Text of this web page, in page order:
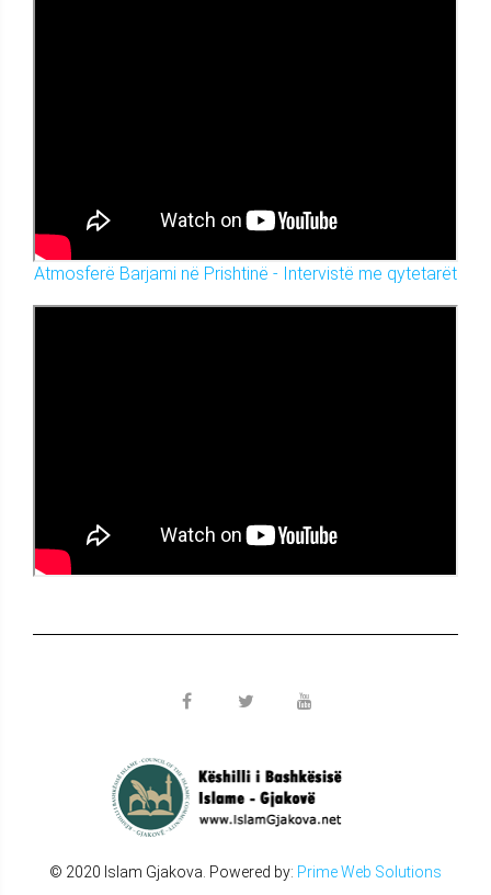
Atmosferë Barjami në Prishtinë - Intervistë me qytetarët
© 2020 Islam Gjakova. Powered by: Prime Web Solutions